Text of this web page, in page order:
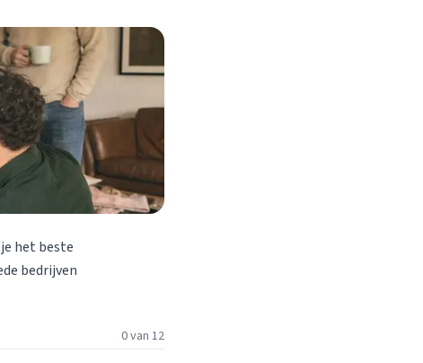
het beste
bedrijven
0 van 12